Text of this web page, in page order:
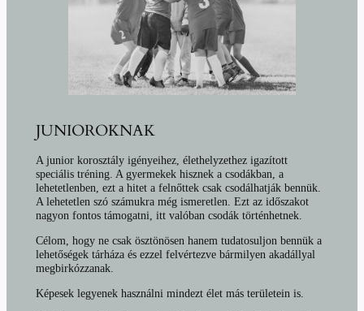
JUNIOROKNAK
A junior korosztály igényeihez, élethelyzethez igazított
speciális tréning. A gyermekek hisznek a csodákban, a
lehetetlenben, ezt a hitet a felnőttek csak csodálhatják bennük.
A lehetetlen szó számukra még ismeretlen. Ezt az időszakot
nagyon fontos támogatni, itt valóban csodák történhetnek.
Célom, hogy ne csak ösztönösen hanem tudatosuljon bennük a
lehetőségek tárháza és ezzel felvértezve bármilyen akadállyal
megbirkózzanak.
Képesek legyenek használni mindezt élet más területein is.